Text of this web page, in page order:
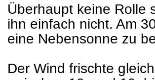
Überhaupt keine Rolle
ihn einfach nicht. Am
eine Nebensonne zu
Der Wind frischte